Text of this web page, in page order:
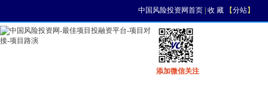
中国风险投资网首页| 收 藏【分站】
添加微信关注